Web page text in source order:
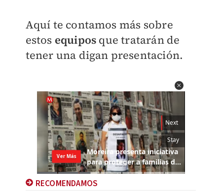
Aquí te contamos más sobre
estos equipos que tratarán de
tener una digan presentación.
RECOMENDAMOS